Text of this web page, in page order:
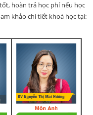
hoàn trả học phí nếu học
khảo chi tiết khoá học tại: